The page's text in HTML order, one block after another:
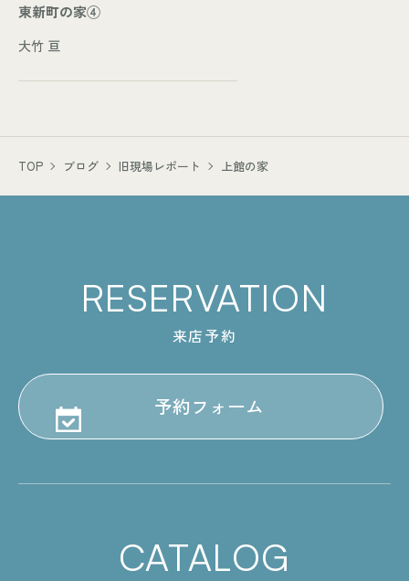
東新町の家④
大竹 亘
TOP ブログ 旧現場レポート 上館の家
RESERVATION
来店予約
予約フォーム
CATALOG